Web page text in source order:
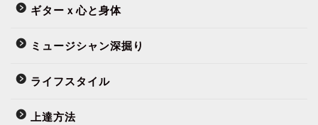
ギターｘ心と身体
ミュージシャン深掘り
ライフスタイル
上達方法